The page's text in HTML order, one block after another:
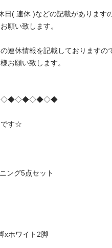
日( 連休 )などの記載があります
願い致します。
連休情報を記載しておりますの
お願い致します。
です☆
xホワイト2脚